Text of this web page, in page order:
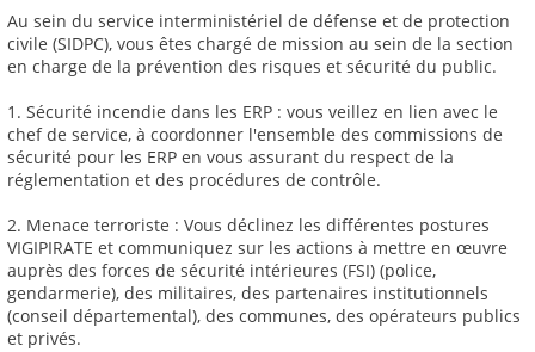
Au sein du service interministériel de défense et de protection
civile (SIDPC), vous êtes chargé de mission au sein de la section
en charge de la prévention des risques et sécurité du public.
1. Sécurité incendie dans les ERP : vous veillez en lien avec le
chef de service, à coordonner l'ensemble des commissions de
sécurité pour les ERP en vous assurant du respect de la
réglementation et des procédures de contrôle.
2. Menace terroriste : Vous déclinez les différentes postures
VIGIPIRATE et communiquez sur les actions à mettre en œuvre
auprès des forces de sécurité intérieures (FSI) (police,
gendarmerie), des militaires, des partenaires institutionnels
(conseil départemental), des communes, des opérateurs publics
et privés.